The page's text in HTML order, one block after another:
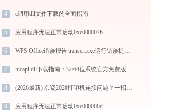
4 c调用dll文件下载的全面指南
5 应用程序无法正常启动0xc000007b
6 WPS Office错误报告 transerr.exe运行错误提示0xc000000d的解决办法
7 hidapi.dll下载指南：32/64位系统官方免费版获取与安装教程
8 (2026最新) 京瓷2020打印机连接问题？一招解决！-金山毒霸
9 应用程序无法正常启动0xc000000d